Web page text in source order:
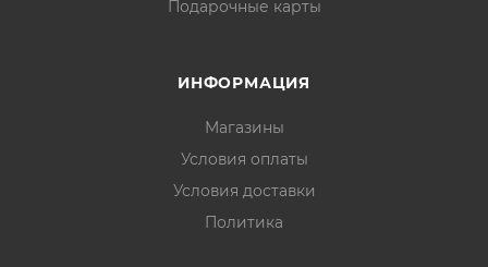
Подарочные карты
ИНФОРМАЦИЯ
Магазины
Условия оплаты
Условия доставки
Политика